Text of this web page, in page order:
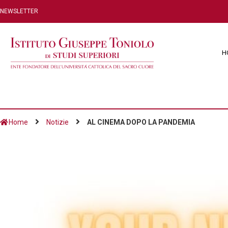
NEWSLETTER
Home Notizie AL CINEMA DOPO LA PANDEMIA